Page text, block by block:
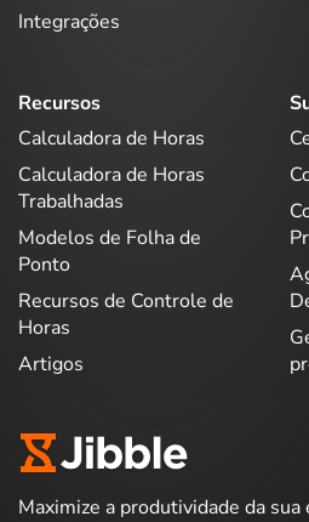
Integrações
Recursos
Calculadora de Horas
Calculadora de Horas
Trabalhadas
Modelos de Folha de
Ponto
Recursos de Controle de
Horas
Artigos
Maximize a produtividade da sua